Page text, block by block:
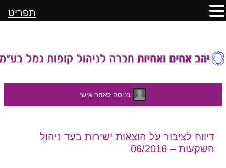
כניסה לאזור אישי
לתוכן
דיווח לציבור על הוצאות ישירות בעד ניהול
השקעות – 06/2016
תפריט